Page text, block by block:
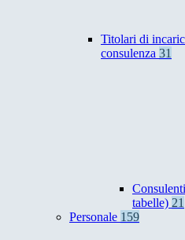
Titolari di
consulenza 31
tabelle) 21
Personale 159